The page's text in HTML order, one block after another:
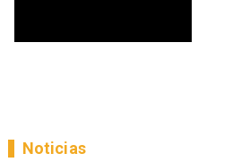
Noticias